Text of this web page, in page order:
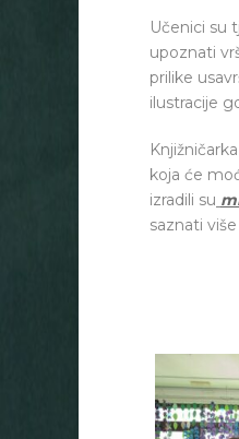
Učenici su
upoznati
prilike
ilustracije
koja će
izradili su
saznati